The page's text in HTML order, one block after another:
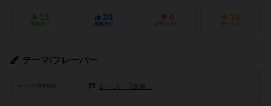
13
興味あり
24
経験あり
4
お気に入り
19
持ってる
テーマ/フレーバー
ゲームの基本目的 レース（Race）